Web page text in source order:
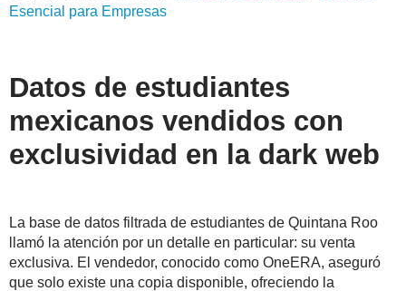
Esencial para Empresas
Datos de estudiantes
mexicanos vendidos con
exclusividad en la dark web
La base de datos filtrada de estudiantes de Quintana Roo
llamó la atención por un detalle en particular: su venta
exclusiva. El vendedor, conocido como OneERA, aseguró
que solo existe una copia disponible, ofreciendo la